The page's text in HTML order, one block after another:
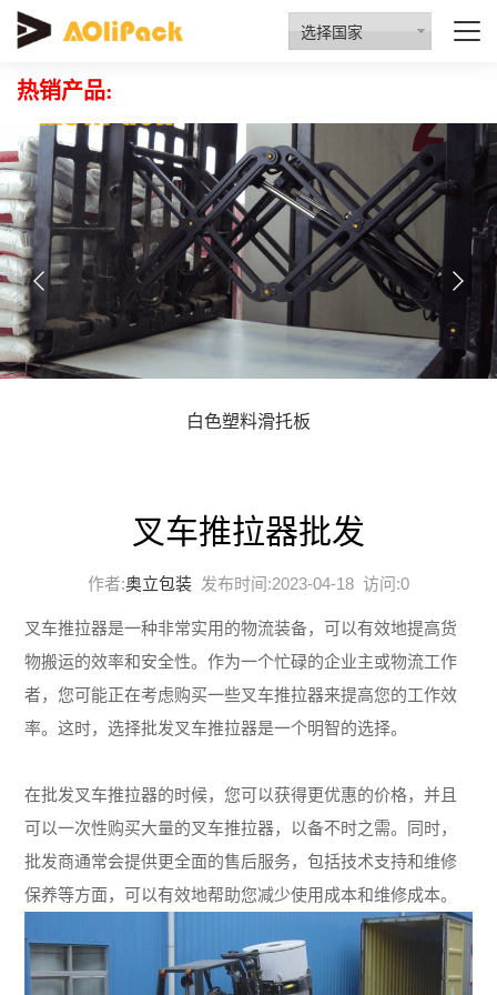
选择国家
质量检验 资质认证 行业动态 招商代理
热销产品:
白色塑料滑托板
叉车推拉器批发
作者:奥立包装 发布时间:2023-04-18 访问:0
叉车推拉器是一种非常实用的物流装备，可以有效地提高货
物搬运的效率和安全性。作为一个忙碌的企业主或物流工作
者，您可能正在考虑购买一些叉车推拉器来提高您的工作效
率。这时，选择批发叉车推拉器是一个明智的选择。
在批发叉车推拉器的时候，您可以获得更优惠的价格，并且
可以一次性购买大量的叉车推拉器，以备不时之需。同时，
批发商通常会提供更全面的售后服务，包括技术支持和维修
保养等方面，可以有效地帮助您减少使用成本和维修成本。